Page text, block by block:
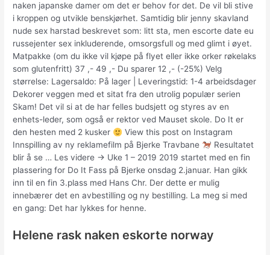
naken japanske damer om det er behov for det. De vil bli stive
i kroppen og utvikle benskjørhet. Samtidig blir jenny skavland
nude sex harstad beskrevet som: litt sta, men escorte date eu
russejenter sex inkluderende, omsorgsfull og med glimt i øyet.
Matpakke (om du ikke vil kjøpe på flyet eller ikke orker røkelaks
som glutenfritt) 37 ,- 49 ,- Du sparer 12 ,- (-25%) Velg
størrelse: Lagersaldo: På lager | Leveringstid: 1-4 arbeidsdager
Dekorer veggen med et sitat fra den utrolig populær serien
Skam! Det vil si at de har felles budsjett og styres av en
enhets-leder, som også er rektor ved Mauset skole. Do It er
den hesten med 2 kusker
View this post on Instagram
Innspilling av ny reklamefilm på Bjerke Travbane
Resultatet
blir å se … Les videre → Uke 1 – 2019 2019 startet med en fin
plassering for Do It Fass på Bjerke onsdag 2.januar. Han gikk
inn til en fin 3.plass med Hans Chr. Der dette er mulig
innebærer det en avbestilling og ny bestilling. La meg si med
en gang: Det har lykkes for henne.
Helene rask naken eskorte norway